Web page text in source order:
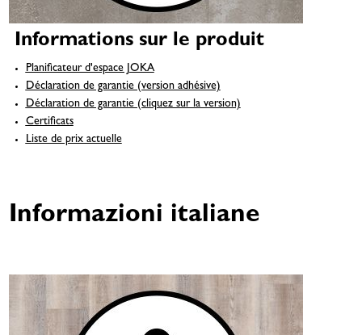
Informations sur le produit
Planificateur d'espace JOKA
Déclaration de garantie (version adhésive)
Déclaration de garantie (cliquez sur la version)
Certificats
Liste de prix actuelle
Informazioni italiane